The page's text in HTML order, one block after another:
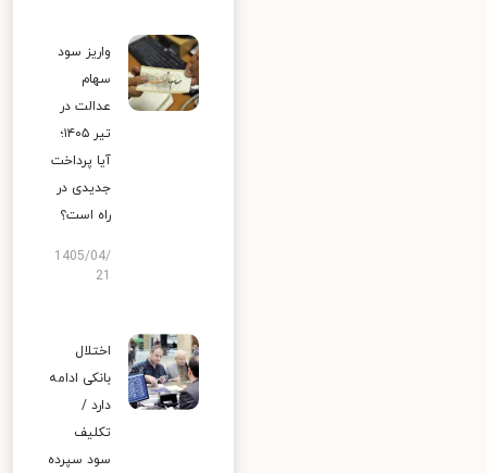
واریز سود
سهام
عدالت در
تیر ۱۴۰۵؛
آیا پرداخت
جدیدی در
راه است؟
1405/04/
اختلال
بانکی ادامه
دارد /
تکلیف
سود سپرده